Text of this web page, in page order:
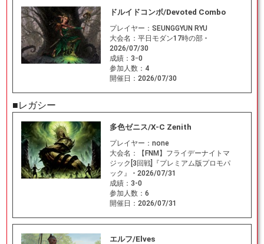
ドルイドコンボ/Devoted Combo
プレイヤー： SEUNGGYUN RYU
大会名： 平日モダン17時の部 -
2026/07/30
成績： 3ｰ0
参加人数： 4
開催日： 2026/07/30
■レガシー
多色ゼニス/X-C Zenith
プレイヤー： none
大会名：
【FNM】フライデーナイトマ
ジック[3回戦]『プレミアム版プロモパ
ック』 - 2026/07/31
成績： 3-0
参加人数： 6
開催日： 2026/07/31
エルフ/Elves